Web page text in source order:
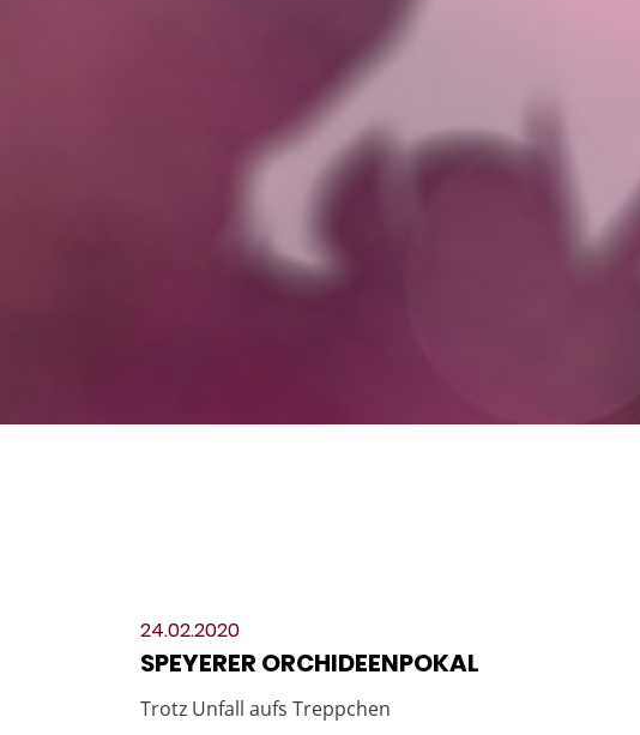
24.02.2020
SPEYERER ORCHIDEENPOKAL
Trotz Unfall aufs Treppchen